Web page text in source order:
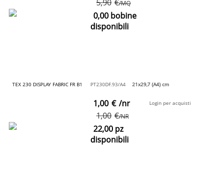
5,90 €/MQ
0,00 bobine
disponibili
TEX 230 DISPLAY FABRIC FR B1 PT230DF.93/A4 21x29,7 (A4) cm
1,00 €/NR
1,00 € /nr
22,00 pz
disponibili
Login per acquisti